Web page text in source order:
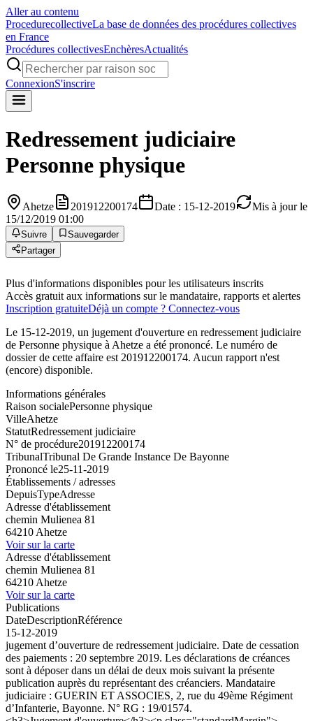
Aller au contenu
ProcedurecollectiveLa base de données des procédures collectives
en France
Procédures collectivesEnchèresActualités
ConnexionS'inscrire
Redressement judiciaire
Personne physique
Ahetze 201912200174 Date : 15-12-2019
Mis à jour le
15/12/2019 01:00
Suivre
Sauvegarder
Partager
Plus d'informations disponibles pour les utilisateurs inscrits
Accès gratuit aux informations sur le mandataire, rapports et alertes
Inscription gratuiteDéjà un compte ? Connectez-vous
Le 15-12-2019, un jugement d'ouverture en redressement judiciaire
de Personne physique à Ahetze a été prononcé. Le numéro de
dossier de cette affaire est 201912200174. Aucun rapport n'est
(encore) disponible.
Informations générales
Raison socialePersonne physique
VilleAhetze
StatutRedressement judiciaire
N° de procédure201912200174
TribunalTribunal De Grande Instance De Bayonne
Prononcé le25-11-2019
Établissements / adresses
DepuisTypeAdresse
Adresse d'établissement
chemin Mulienea 81
64210 Ahetze
Voir sur la carte
Adresse d'établissement
chemin Mulienea 81
64210 Ahetze
Voir sur la carte
Publications
DateDescriptionRéférence
15-12-2019
jugement d’ouverture de redressement judiciaire. Date de cessation
des paiements : 20 septembre 2019. Les déclarations de créances
sont à déposer dans un délai de deux mois suivant la présente
publication auprès du représentant des créanciers. Mandataire
judiciaire : GUERIN ET ASSOCIES, 2, rue du 49ème Régiment
d’Infanterie, Bayonne. N° RG : 19/01574.